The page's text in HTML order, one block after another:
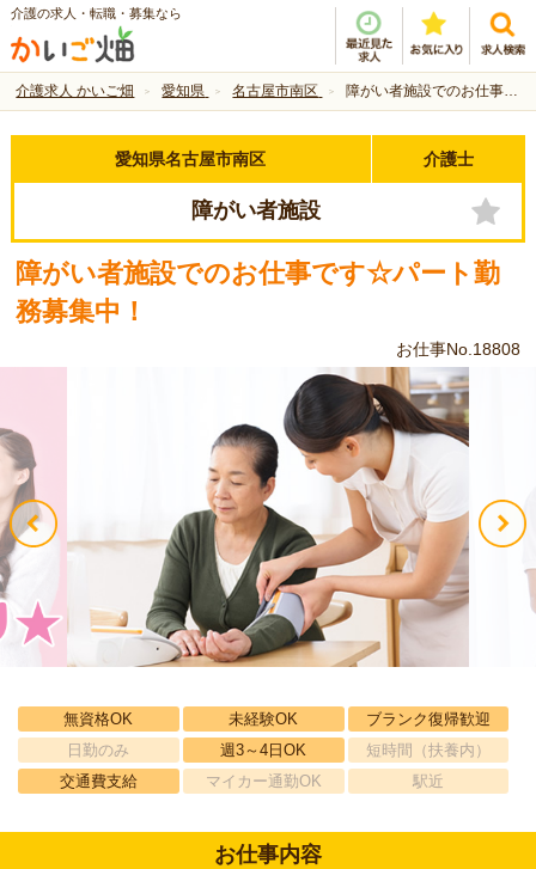
介護の求人・転職・募集なら
介護求人 かいご畑 愛知県 名古屋市南区 障がい者施設でのお仕事です☆パート勤務募集中！
愛知県名古屋市南区 介護士
障がい者施設
障がい者施設でのお仕事です☆パート勤
務募集中！
お仕事No.18808
無資格OK 未経験OK
ブランク復帰歓迎
日勤のみ
週3～4日OK
短時間（扶養内）
交通費支給
マイカー通勤OK 駅近
お仕事内容